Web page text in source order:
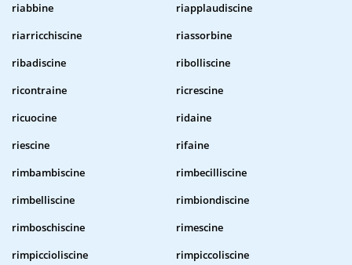
riabbine
riapplaudiscine
riarricchiscine
riassorbine
ribadiscine
ribolliscine
ricontraine
ricrescine
ricuocine
ridaine
riescine
rifaine
rimbambiscine
rimbecilliscine
rimbelliscine
rimbiondiscine
rimboschiscine
rimescine
rimpiccioliscine
rimpiccoliscine